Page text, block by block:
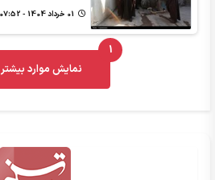
1
UNREAD MESSAGES
نمایش موارد بیشتر